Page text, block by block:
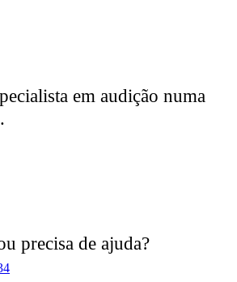
em audição numa
precisa de ajuda?